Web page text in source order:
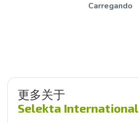
Carregando
更多关于
Selekta International